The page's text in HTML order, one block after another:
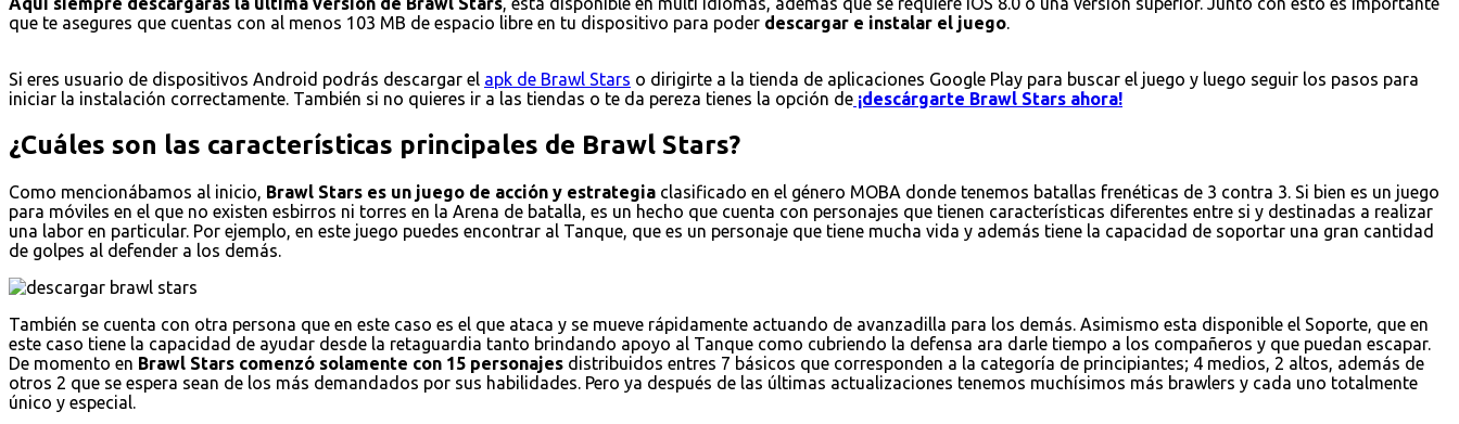
que te asegures que cuentas con al menos 103 MB de espacio libre en tu dispositivo para poder descargar e instalar el juego.
Si eres usuario de dispositivos Android podrás descargar el apk de Brawl Stars o dirigirte a la tienda de aplicaciones Google Play para buscar el juego y luego seguir los pasos para
iniciar la instalación correctamente. También si no quieres ir a las tiendas o te da pereza tienes la opción de ¡descárgarte Brawl Stars ahora!
¿Cuáles son las características principales de Brawl Stars?
Como mencionábamos al inicio, Brawl Stars es un juego de acción y estrategia clasificado en el género MOBA donde tenemos batallas frenéticas de 3 contra 3. Si bien es un juego
para móviles en el que no existen esbirros ni torres en la Arena de batalla, es un hecho que cuenta con personajes que tienen características diferentes entre si y destinadas a realizar
una labor en particular. Por ejemplo, en este juego puedes encontrar al Tanque, que es un personaje que tiene mucha vida y además tiene la capacidad de soportar una gran cantidad
de golpes al defender a los demás.
También se cuenta con otra persona que en este caso es el que ataca y se mueve rápidamente actuando de avanzadilla para los demás. Asimismo esta disponible el Soporte, que en
este caso tiene la capacidad de ayudar desde la retaguardia tanto brindando apoyo al Tanque como cubriendo la defensa ara darle tiempo a los compañeros y que puedan escapar.
De momento en Brawl Stars comenzó solamente con 15 personajes distribuidos entres 7 básicos que corresponden a la categoría de principiantes; 4 medios, 2 altos, además de
otros 2 que se espera sean de los más demandados por sus habilidades. Pero ya después de las últimas actualizaciones tenemos muchísimos más brawlers y cada uno totalmente
único y especial.